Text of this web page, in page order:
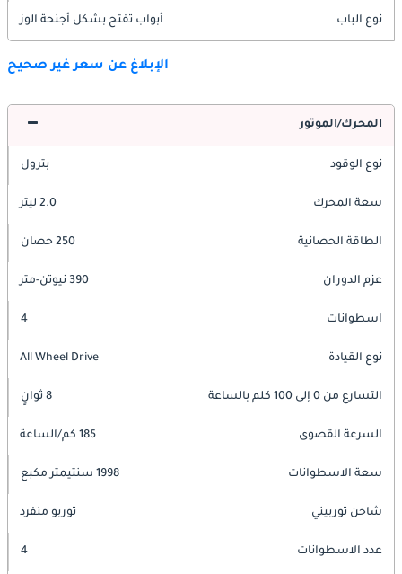
نوع الباب أبواب تفتح بشكل أجنحة الوز
الإبلاغ عن سعر غير صحيح
المحرك/الموتور
نوع الوقود بترول
سعة المحرك 2.0 ليتر
الطاقة الحصانية 250 حصان
عزم الدوران 390 نيوتن-متر
اسطوانات 4
نوع القيادة All Wheel Drive
التسارع من 0 إلى 100 كلم بالساعة 8 ثوانٍ
السرعة القصوى 185 كم/الساعة
سعة الاسطوانات 1998 سنتيمتر مكبع
شاحن توربيني توربو منفرد
عدد الاسطوانات 4